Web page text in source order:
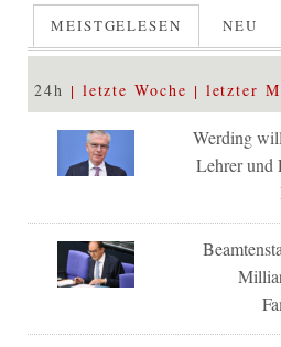
MEISTGELESEN NEU
24h letzte Woche letzter
Werding
Lehrer und